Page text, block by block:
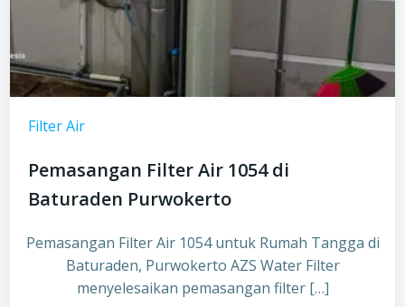
Filter Air
Pemasangan Filter Air 1054 di
Baturaden Purwokerto
Pemasangan Filter Air 1054 untuk Rumah Tangga di
Baturaden, Purwokerto AZS Water Filter
menyelesaikan pemasangan filter […]